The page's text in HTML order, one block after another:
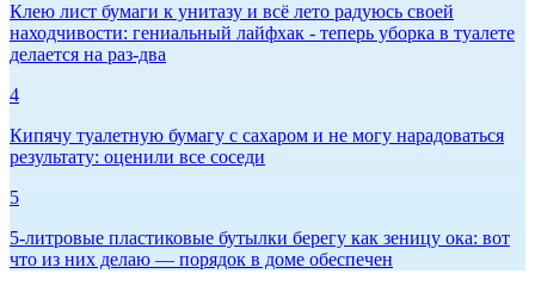
Клею лист бумаги к унитазу и всё лето радуюсь своей
находчивости: гениальный лайфхак - теперь уборка в туалете
делается на раз-два
4
Кипячу туалетную бумагу с сахаром и не могу нарадоваться
результату: оценили все соседи
5
5-литровые пластиковые бутылки берегу как зеницу ока: вот
что из них делаю — порядок в доме обеспечен